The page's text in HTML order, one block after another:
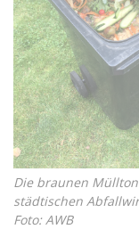
Die braunen
städtischen
Foto: AWB